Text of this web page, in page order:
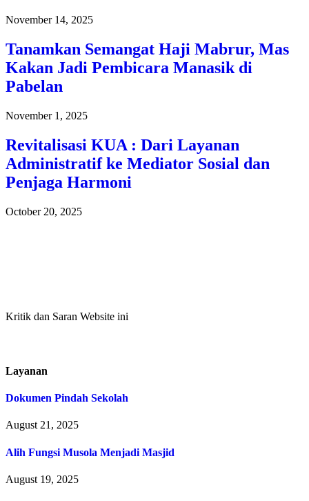
November 14, 2025
Tanamkan Semangat Haji Mabrur, Mas
Kakan Jadi Pembicara Manasik di
Pabelan
November 1, 2025
Revitalisasi KUA : Dari Layanan
Administratif ke Mediator Sosial dan
Penjaga Harmoni
October 20, 2025
Kritik dan Saran Website ini
Layanan
Dokumen Pindah Sekolah
August 21, 2025
Alih Fungsi Musola Menjadi Masjid
August 19, 2025